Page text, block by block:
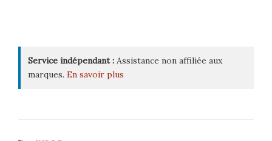
Service indépendant : Assistance non affiliée aux
marques. En savoir plus